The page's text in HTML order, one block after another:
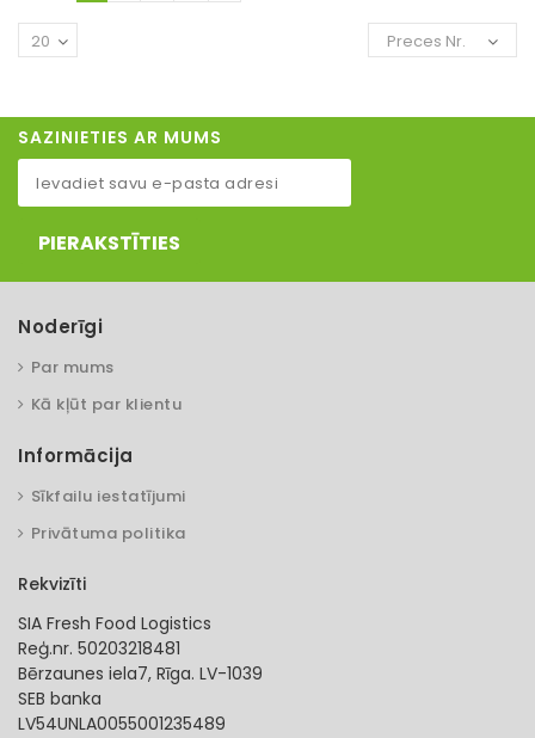
Preces Nr.
20
SAZINIETIES AR MUMS
PIERAKSTĪTIES
Noderīgi
Par mums
Kā kļūt par klientu
Informācija
Sīkfailu iestatījumi
Privātuma politika
Rekvizīti
SIA Fresh Food Logistics
Reģ.nr. 50203218481
Bērzaunes iela7, Rīga. LV-1039
SEB banka
LV54UNLA0055001235489